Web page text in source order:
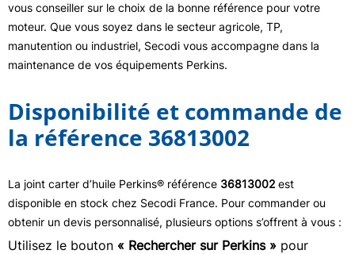
vous conseiller sur le choix de la bonne référence pour votre
moteur. Que vous soyez dans le secteur agricole, TP,
manutention ou industriel, Secodi vous accompagne dans la
maintenance de vos équipements Perkins.
Disponibilité et commande de
la référence 36813002
La joint carter d’huile Perkins® référence 36813002 est
disponible en stock chez Secodi France. Pour commander ou
obtenir un devis personnalisé, plusieurs options s’offrent à vous :
Utilisez le bouton « Rechercher sur Perkins » pour